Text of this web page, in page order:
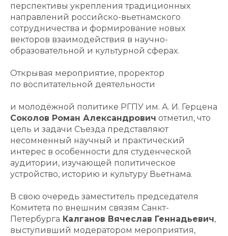
перспективы укрепления традиционных
направлений российско-вьетнамского
сотрудничества и формирование новых
векторов взаимодействия в научно-
образовательной и культурной сферах.
Открывая мероприятие, проректор
по воспитательной деятельности
и молодёжной политике РГПУ им. А. И. Герцена
Соколов Роман Александрович отметил, что
цель и задачи Съезда представляют
несомненный научный и практический
интерес в особенности для студенческой
аудитории, изучающей политическое
устройство, историю и культуру Вьетнама.
В свою очередь заместитель председателя
Комитета по внешним связям Санкт-
Петербурга Калганов Вячеслав Геннадьевич,
выступивший модератором мероприятия,